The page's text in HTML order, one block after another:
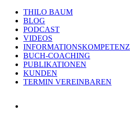
THILO BAUM
BLOG
PODCAST
VIDEOS
INFORMATIONSKOMPETENZ
BUCH-COACHING
PUBLIKATIONEN
KUNDEN
TERMIN VEREINBAREN